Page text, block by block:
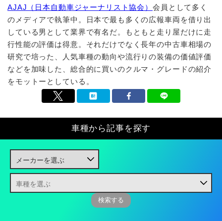
AJAJ（日本自動車ジャーナリスト協会） 会員として多く
のメディアで執筆中。日本で最も多くの広報車両を借り出
している男として業界で有名だ。もともと走り屋だけに走
行性能の評価は得意。それだけでなく長年の中古車相場の
研究で培った、人気車種の動向や流行りの装備の価値評価
などを加味した、総合的に買いのクルマ・グレードの紹介
をモットーとしている。
車種から記事を探す